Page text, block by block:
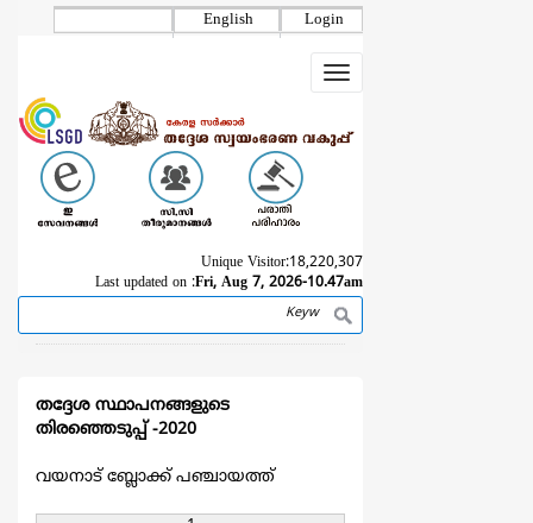
Login
English
Toggle
navigation
Unique Visitor:18,220,307
Last updated on :Fri, Aug 7, 2026-10.47am
Search
തദ്ദേശ സ്ഥാപനങ്ങളുടെ
തിരഞ്ഞെടുപ്പ് -2020
വയനാട് ബ്ലോക്ക് പഞ്ചായത്ത്